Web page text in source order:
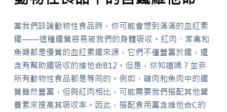
當我們談論動物性食品時，你可能會想到滿滿的血紅素
鐵——這種鐵質容易被我們的身體吸收。紅肉、家禽和
魚類都是優質的血紅素鐵來源，它們不僅豐富於鐵，還
含有幫助鐵吸收的維他命B12。但是，你知道嗎？並非
所有動物性食品都是等同的。例如，雞肉和魚肉中的鐵
質雖然豐富，但與紅肉相比，可能需要我們搭配其他營
養素來提高其吸收率。因此，搭配食用富含維他命C的